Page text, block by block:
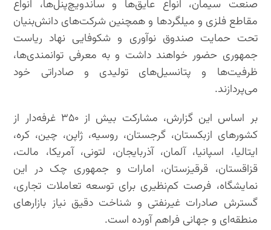
صنعت سیمان، انواع عایق‌ها و ساندویچ‌پنل‌ها، انواع
مقاطع فلزی و میلگردها و همچنین شرکت‌های دانش‌بنیان
تحت حمایت صندوق نوآوری و شکوفایی نهاد ریاست
جمهوری حضور خواهند داشت و به معرفی توانمندی‌ها،
ظرفیت‌ها و پتانسیل‌های تولیدی و صادراتی خود
می‌پردازند.
بر اساس این گزارش، مشارکت بیش از ۳۵۰ غرفه‌دار از
کشورهای ازبکستان، گرجستان، روسیه، ژاپن، چین، کره،
ایتالیا، اسپانیا، آلمان، آذربایجان، لتونی، آمریکا، مالت،
قزاقستان، قرقیزستان، امارات و جمهوری چک در این
نمایشگاه، فرصت کم‌نظیری برای توسعه تعاملات تجاری،
گسترش صادرات غیرنفتی و شناخت دقیق نیاز بازارهای
منطقه‌ای و جهانی فراهم آورده است.